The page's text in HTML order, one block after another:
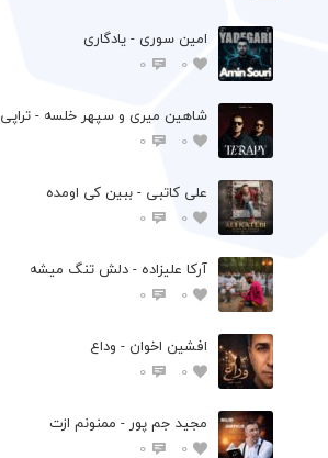
امین سوری - یادگاری
0
0
شاهین میری و سپهر خلسه - تراپی
0
0
علی کاتبی - ببین کی اومده
0
0
آرکا علیزاده - دلش تنگ میشه
0
0
افشين اخوان - وداع
0
0
مجید جم پور - ممنونم ازت
0
0